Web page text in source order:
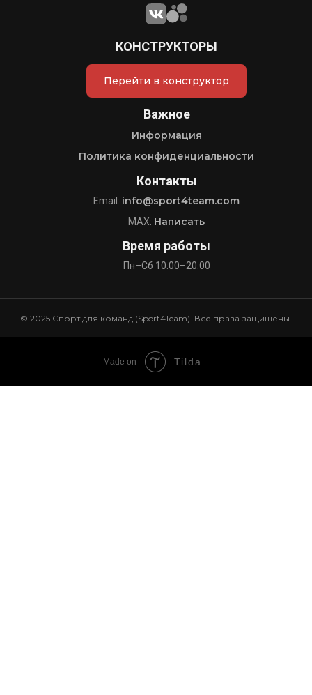
КОНСТРУКТОРЫ
Перейти в конструктор
Важное
Информация
Политика конфиденциальности
Контакты
Email: info@sport4team.com
MAX: Написать
Время работы
Пн–Сб 10:00–20:00
© 2025 Спорт для команд (Sport4Team). Все права защищены.
Made on Tilda